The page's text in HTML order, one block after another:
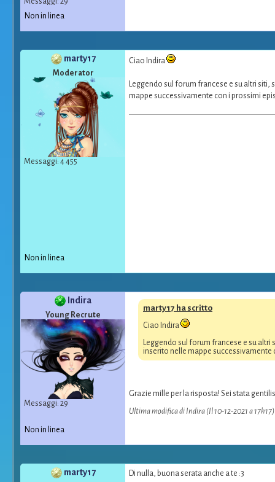
Non in linea
marty17
Moderator
Messaggi: 4 455
Ciao Indira
Leggendo sul forum francese e su altri
mappe successivamente con i prossimi
Non in linea
Indira
Young Recrute
Messaggi: 29
marty17 ha scritto
Ciao Indira
Leggendo sul forum francese e su
inserito nelle mappe successivamente
Grazie mille per la risposta! Sei stata
Ultima modifica di Indira (Il 10-12-2021 a 17h17)
Non in linea
marty17 Di nulla, buona serata anche a te :3